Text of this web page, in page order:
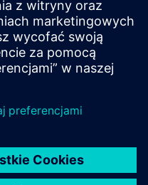
parameterize and